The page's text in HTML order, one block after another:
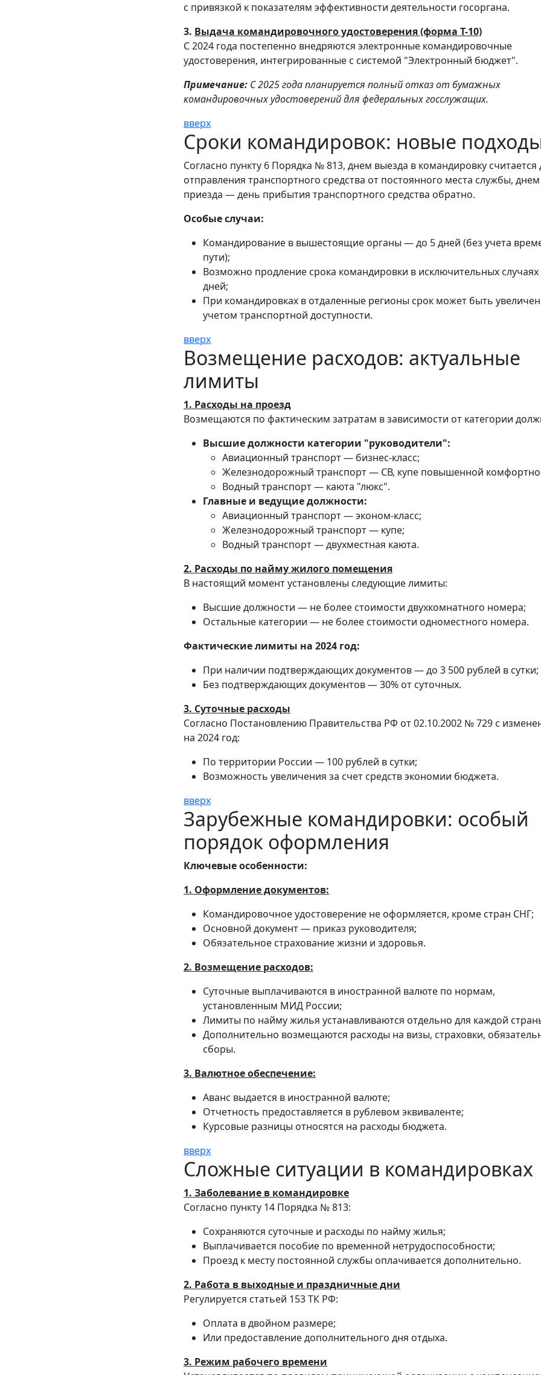
с привязкой к показателям эффективности деятельности госоргана.
3. Выдача командировочного удостоверения (форма Т-10)
С 2024 года постепенно внедряются электронные командировочные
удостоверения, интегрированные с системой "Электронный бюджет".
Примечание: С 2025 года планируется полный отказ от бумажных
командировочных удостоверений для федеральных госслужащих.
вверх
Сроки командировок: новые
Согласно пункту 6 Порядка № 813, днем выезда в командировку считается
отправления транспортного средства от постоянного места службы, днем
приезда — день прибытия транспортного средства обратно.
Особые случаи:
Командирование в вышестоящие органы — до 5 дней (без учета
пути);
Возможно продление срока командировки в исключительных случаях
дней;
При командировках в отдаленные регионы срок может быть увеличен
учетом транспортной доступности.
вверх
Возмещение расходов: актуальные
лимиты
1. Расходы на проезд
Возмещаются по фактическим затратам в зависимости от категории
Высшие должности категории "руководители":
Авиационный транспорт — бизнес-класс;
Железнодорожный транспорт — СВ, купе повышенной
Водный транспорт — каюта "люкс".
Главные и ведущие должности:
Авиационный транспорт — эконом-класс;
Железнодорожный транспорт — купе;
Водный транспорт — двухместная каюта.
2. Расходы по найму жилого помещения
В настоящий момент установлены следующие лимиты:
Высшие должности — не более стоимости двухкомнатного номера;
Остальные категории — не более стоимости одноместного номера.
Фактические лимиты на 2024 год:
При наличии подтверждающих документов — до 3 500 рублей в сутки;
Без подтверждающих документов — 30% от суточных.
3. Суточные расходы
Согласно Постановлению Правительства РФ от 02.10.2002 № 729 с
на 2024 год:
По территории России — 100 рублей в сутки;
Возможность увеличения за счет средств экономии бюджета.
вверх
Зарубежные командировки: особый
порядок оформления
Ключевые особенности:
1. Оформление документов:
Командировочное удостоверение не оформляется, кроме стран СНГ;
Основной документ — приказ руководителя;
Обязательное страхование жизни и здоровья.
2. Возмещение расходов:
Суточные выплачиваются в иностранной валюте по нормам,
установленным МИД России;
Лимиты по найму жилья устанавливаются отдельно для каждой
Дополнительно возмещаются расходы на визы, страховки,
сборы.
3. Валютное обеспечение:
Аванс выдается в иностранной валюте;
Отчетность предоставляется в рублевом эквиваленте;
Курсовые разницы относятся на расходы бюджета.
вверх
Сложные ситуации в командировках
1. Заболевание в командировке
Согласно пункту 14 Порядка № 813:
Сохраняются суточные и расходы по найму жилья;
Выплачивается пособие по временной нетрудоспособности;
Проезд к месту постоянной службы оплачивается дополнительно.
2. Работа в выходные и праздничные дни
Регулируется статьей 153 ТК РФ:
Оплата в двойном размере;
Или предоставление дополнительного дня отдыха.
3. Режим рабочего времени